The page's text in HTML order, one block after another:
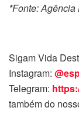
*Fonte: Agência
Sigam Vida
Instagram:
Telegram:
também do